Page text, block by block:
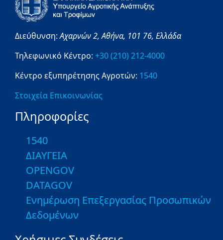
Διεύθυνση:Αχαρνών 2,Αθήνα, 101 76, Ελλάδα
Τηλεφωνικό Κέντρο: +30 (210) 212-4000
Κέντρο εξυπηρέτησης Αγροτών: 1540
Στοιχεία Επικοινωνίας
Πληροφορίες
1540
ΔΙΑΥΓΕΙΑ
OPENGOV
DATAGOV
Ενημέρωση Επεξεργασίας Προσωπικών
Δεδομένων